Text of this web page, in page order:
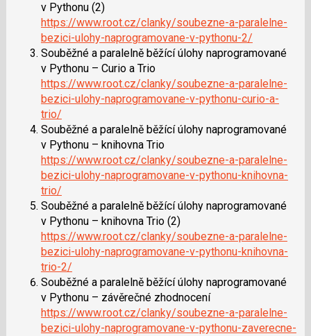
v Pythonu (2)
https://www.root.cz/clanky/soubezne-a-paralelne-
bezici-ulohy-naprogramovane-v-pythonu-2/
Souběžné a paralelně běžící úlohy naprogramované
v Pythonu – Curio a Trio
https://www.root.cz/clanky/soubezne-a-paralelne-
bezici-ulohy-naprogramovane-v-pythonu-curio-a-
trio/
Souběžné a paralelně běžící úlohy naprogramované
v Pythonu – knihovna Trio
https://www.root.cz/clanky/soubezne-a-paralelne-
bezici-ulohy-naprogramovane-v-pythonu-knihovna-
trio/
Souběžné a paralelně běžící úlohy naprogramované
v Pythonu – knihovna Trio (2)
https://www.root.cz/clanky/soubezne-a-paralelne-
bezici-ulohy-naprogramovane-v-pythonu-knihovna-
trio-2/
Souběžné a paralelně běžící úlohy naprogramované
v Pythonu – závěrečné zhodnocení
https://www.root.cz/clanky/soubezne-a-paralelne-
bezici-ulohy-naprogramovane-v-pythonu-zaverecne-